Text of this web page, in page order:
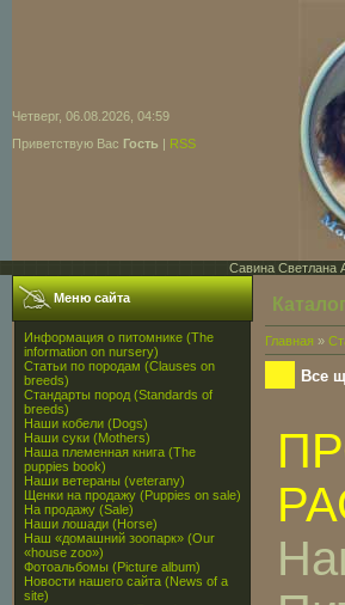
Четверг, 06.08.2026, 04:59
Приветствую Вас Гость | RSS
Савина Светлана
Меню сайта
Информация о питомнике (The
information on nursery)
Статьи по породам (Clauses on
breeds)
Стандарты пород (Standards of
breeds)
Наши кобели (Dogs)
Наши суки (Mothers)
Наша племенная книга (The
puppies book)
Наши ветераны (veterany)
Щенки на продажу (Puppies on sale)
На продажу (Sale)
Наши лошади (Horse)
Наш «домашний зоопарк» (Our
«house zoo»)
Фотоальбомы (Picture album)
Новости нашего сайта (News of a
site)
Главная »
Все